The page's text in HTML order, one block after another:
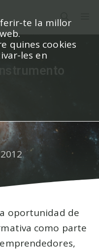
oportunidad de
como parte
te la millor
quines cookies
les en